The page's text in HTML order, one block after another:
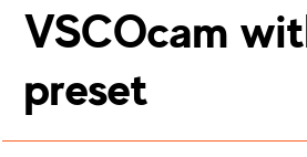
VSCOcam
preset